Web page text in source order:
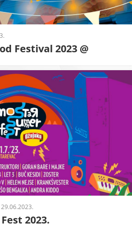
Festival 2023 @
29.06.2023.
2023.